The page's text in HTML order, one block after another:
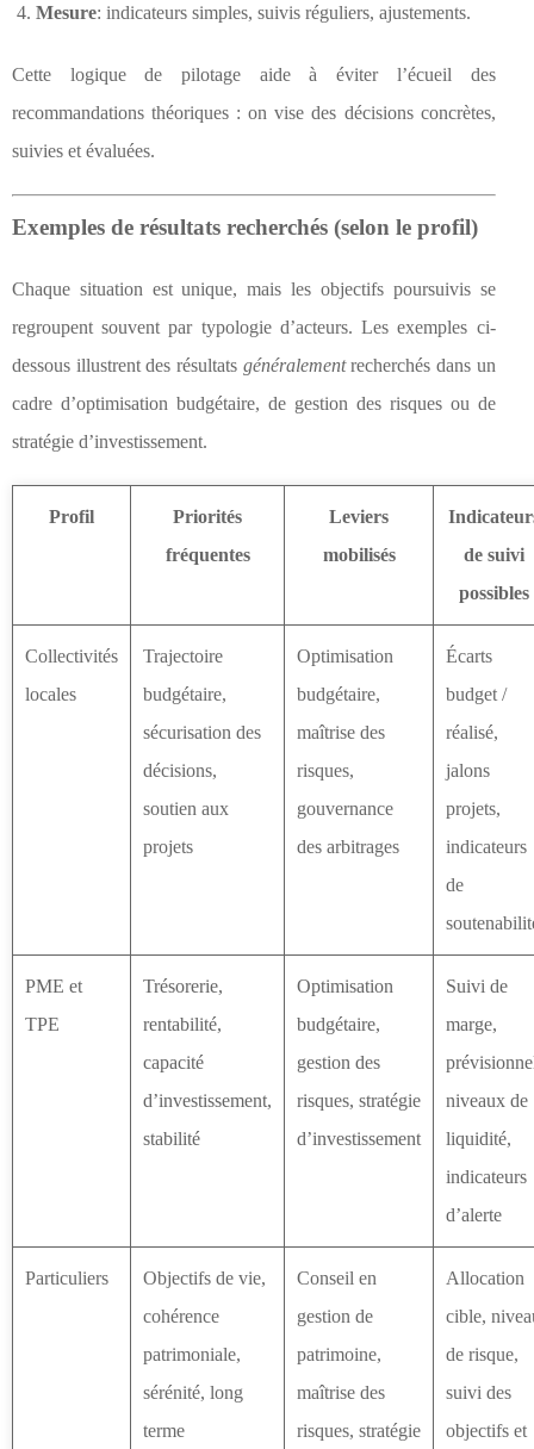
Mesure: indicateurs simples, suivis réguliers, ajustements.
Cette logique de pilotage aide à éviter l’écueil des
recommandations théoriques : on vise des décisions concrètes,
suivies et évaluées.
Exemples de résultats recherchés (selon le profil)
Chaque situation est unique, mais les objectifs poursuivis se
regroupent souvent par typologie d’acteurs. Les exemples ci-
dessous illustrent des résultats généralementrecherchés dans un
cadre d’optimisation budgétaire, de gestion des risques ou de
stratégie d’investissement.
Profil
Priorités
fréquentes
Leviers
mobilisés
de suivi
possibles
Collectivités
locales
Trajectoire
budgétaire,
sécurisation des
décisions,
soutien aux
projets
Optimisation
budgétaire,
maîtrise des
risques,
gouvernance
des arbitrages
Écarts
budget /
réalisé,
jalons
projets,
indicateurs
de
PME et
TPE
Trésorerie,
rentabilité,
capacité
d’investissement,
stabilité
Optimisation
budgétaire,
gestion des
risques, stratégie
d’investissement
Suivi de
marge,
niveaux de
liquidité,
indicateurs
d’alerte
Particuliers
Objectifs de vie,
cohérence
patrimoniale,
sérénité, long
terme
Conseil en
gestion de
patrimoine,
maîtrise des
risques, stratégie
Allocation
cible,
de risque,
suivi des
objectifs et